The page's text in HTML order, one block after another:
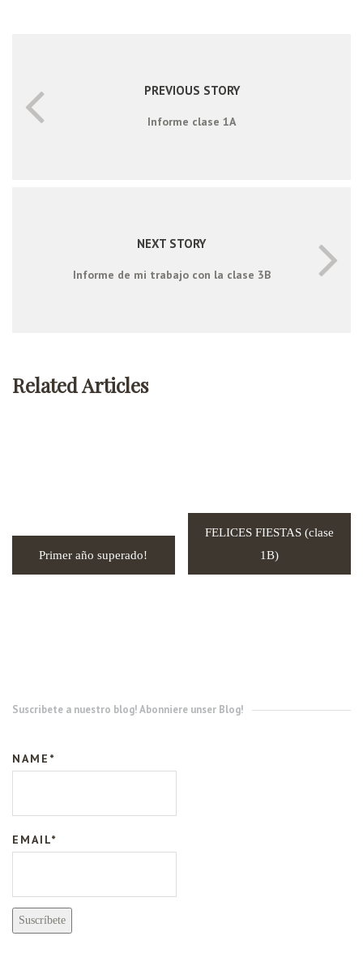
PREVIOUS STORY
Informe clase 1A
NEXT STORY
Informe de mi trabajo con la clase 3B
Related Articles
Primer año superado!
FELICES FIESTAS (clase
1B)
Suscribete a nuestro blog! Abonniere unser Blog!
NAME*
EMAIL*